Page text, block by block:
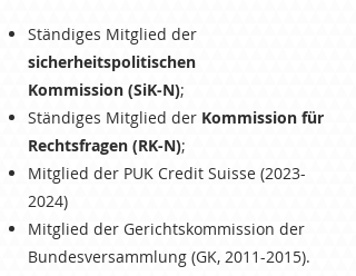
Ständiges Mitglied der
sicherheitspolitischen
Kommission (SiK-N);
Ständiges Mitglied der Kommission für
Rechtsfragen (RK-N);
Mitglied der PUK Credit Suisse (2023-
2024)
Mitglied der Gerichtskommission der
Bundesversammlung (GK, 2011-2015).​